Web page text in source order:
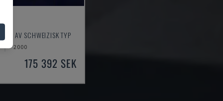
AV SCHWEIZISK TYP
2000
175 392 SEK